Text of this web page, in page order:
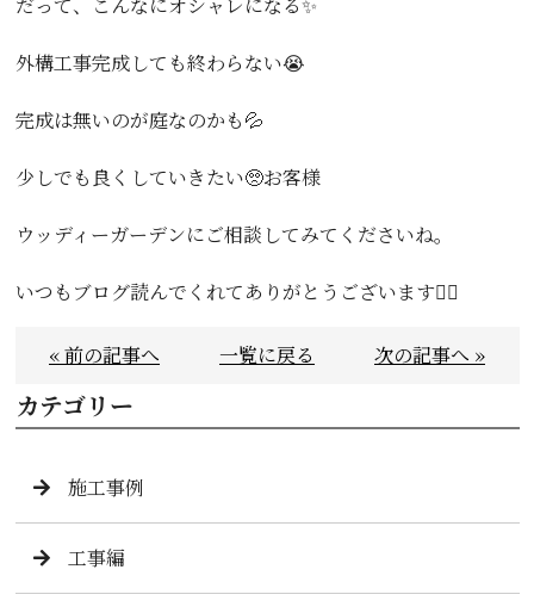
外構工事完成しても終わらない😭
完成は無いのが庭なのかも💦
少しでも良くしていきたい🥺お客様
ウッディーガーデンにご相談してみてくださいね。
いつもブログ読んでくれてありがとうございます🙇‍♀️
« 前の記事へ 一覧に戻る 次の記事へ »
カテゴリー
施工事例
工事編